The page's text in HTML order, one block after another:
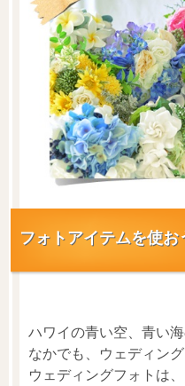
フォトアイテムを使お
ハワイの青い空、青い
なかでも、ウェディン
ウェディングフォトは